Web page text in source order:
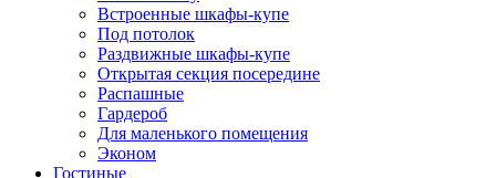
Встроенные шкафы-купе
Под потолок
Раздвижные шкафы-купе
Открытая секция посередине
Распашные
Гардероб
Для маленького помещения
Эконом
Гостиные